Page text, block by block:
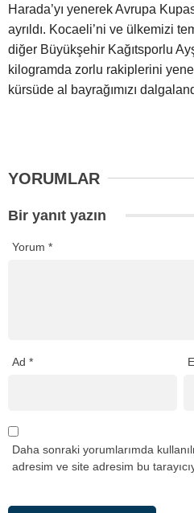
Harada’yı yenerek Avrupa
ayrıldı. Kocaeli’ni ve ülkemizi
diğer Büyükşehir Kağıtsporlu
kilogramda zorlu rakiplerini
kürsüde al bayrağımızı
YORUMLAR
Bir yanıt yazın
Yorum *
Ad *
Daha sonraki yorumlarımda
adresim ve site adresim bu